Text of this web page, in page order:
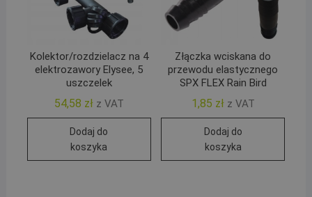
Kolektor/rozdzielacz na 4
elektrozawory Elysee, 5
uszczelek
54,58 zł z VAT
Dodaj do
koszyka
Złączka wciskana do
przewodu elastycznego
SPX FLEX Rain Bird
1,85 zł z VAT
Dodaj do
koszyka